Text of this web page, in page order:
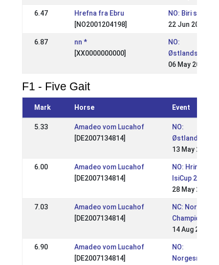
6.47
Hrefna fra Ebru
[NO2001204198]
NO: Biri stevnet
22 Jun 2008
6.87
nn *
[XX0000000000]
NO:
06 May 2007
F1 - Five Gait
Mark Horse Event
5.33
Amadeo vom Lucahof
[DE2007134814]
NO:
13 May 2018
6.00
Amadeo vom Lucahof
[DE2007134814]
NO:
IsiCup 2017
28 May 2017
7.03
Amadeo vom Lucahof
[DE2007134814]
NC: Nordic
14 Aug 2016
6.90
Amadeo vom Lucahof
[DE2007134814]
NO: